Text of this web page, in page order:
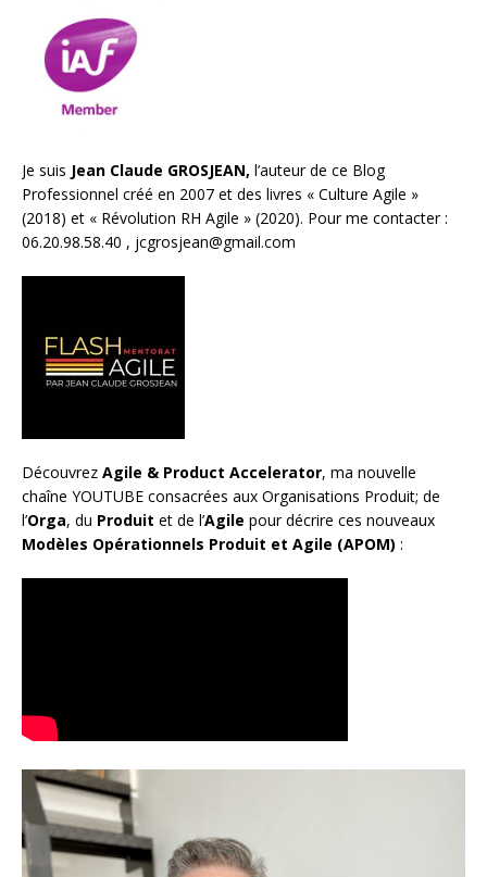
Je suis Jean Claude GROSJEAN, l’auteur de ce Blog
Professionnel créé en 2007 et des livres « Culture Agile »
(2018) et « Révolution RH Agile » (2020). Pour me contacter :
06.20.98.58.40 , jcgrosjean@gmail.com
Découvrez Agile & Product Accelerator, ma nouvelle
chaîne YOUTUBE consacrées aux Organisations Produit; de
l’Orga, du Produit et de l’Agile pour décrire ces nouveaux
Modèles Opérationnels Produit et Agile (APOM) :